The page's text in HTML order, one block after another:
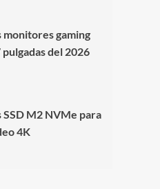
monitores gaming
del 2026
SSD M2 NVMe para
4K